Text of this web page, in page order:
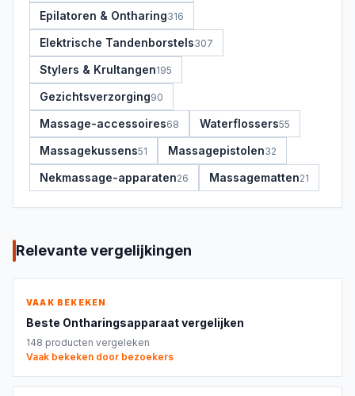
Epilatoren & Ontharing316
Elektrische Tandenborstels307
Stylers & Krultangen195
Gezichtsverzorging90
Massage-accessoires68 Waterflossers55
Massagekussens51 Massagepistolen32
Nekmassage-apparaten26 Massagematten21
Relevante vergelijkingen
VAAK BEKEKEN
Beste Ontharingsapparaatvergelijken
148 producten vergeleken
Vaak bekeken door bezoekers